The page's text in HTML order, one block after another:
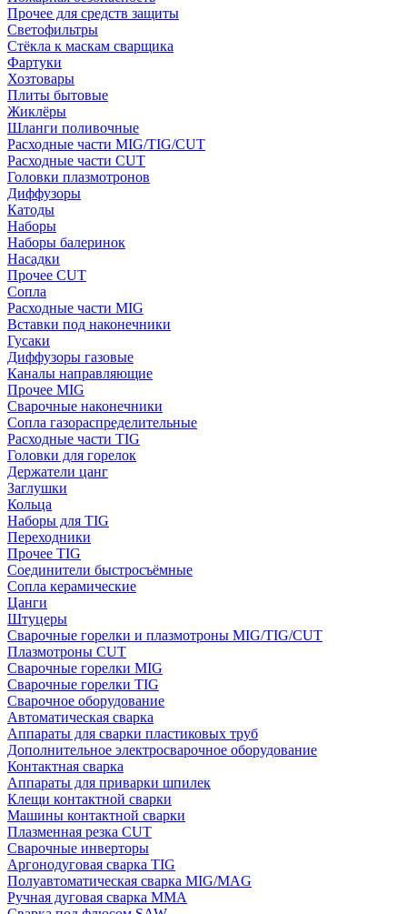
Прочее для средств защиты
Светофильтры
Стёкла к маскам сварщика
Фартуки
Хозтовары
Плиты бытовые
Жиклёры
Шланги поливочные
Расходные части MIG/TIG/CUT
Расходные части CUT
Головки плазмотронов
Диффузоры
Катоды
Наборы
Наборы балеринок
Насадки
Прочее CUT
Сопла
Расходные части MIG
Вставки под наконечники
Гусаки
Диффузоры газовые
Каналы направляющие
Прочее MIG
Сварочные наконечники
Сопла газораспределительные
Расходные части TIG
Головки для горелок
Держатели цанг
Заглушки
Кольца
Наборы для TIG
Переходники
Прочее TIG
Соединители быстросъёмные
Сопла керамические
Цанги
Штуцеры
Сварочные горелки и плазмотроны MIG/TIG/CUT
Плазмотроны CUT
Сварочные горелки MIG
Сварочные горелки TIG
Сварочное оборудование
Автоматическая сварка
Аппараты для сварки пластиковых труб
Дополнительное электросварочное оборудование
Контактная сварка
Аппараты для приварки шпилек
Клещи контактной сварки
Машины контактной сварки
Плазменная резка CUT
Сварочные инверторы
Аргонодуговая сварка TIG
Полуавтоматическая сварка MIG/MAG
Ручная дуговая сварка MMA